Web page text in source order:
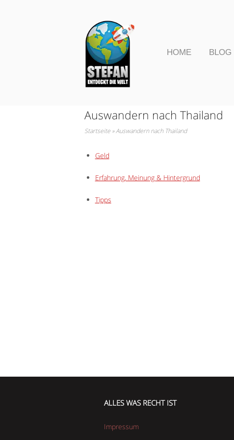
Home
HOME BLOG
Auswandern nach Thailand
Startseite »Auswandern nach Thailand
Geld
Erfahrung, Meinung & Hintergrund
Tipps
ALLES WAS RECHT IST
Impressum